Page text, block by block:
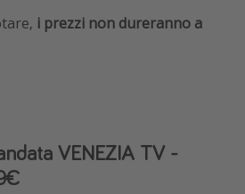
i prezzi non dureranno a
VENEZIA TV -